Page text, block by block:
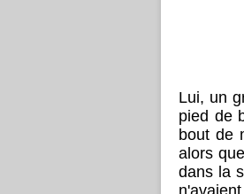
Lui, un
pied de
bout de
alors
dans la